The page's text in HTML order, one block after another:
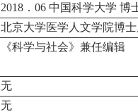
2018．06 中国科学大学 博
北京大学医学人文学院博
《科学与社会》兼任编辑
无
无